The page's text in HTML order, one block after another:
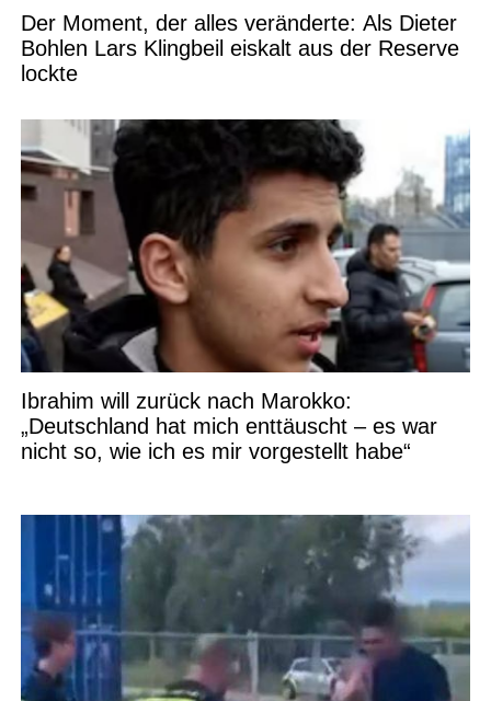
Der Moment, der alles veränderte: Als Dieter
Bohlen Lars Klingbeil eiskalt aus der Reserve
lockte
Ibrahim will zurück nach Marokko:
„Deutschland hat mich enttäuscht – es war
nicht so, wie ich es mir vorgestellt habe“